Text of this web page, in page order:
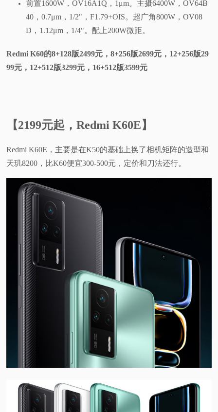
前置1600W，OV16A1Q，1μm。主摄6400W，OV64B
40，0.7μm，1/2"，F1.79+OIS。超广角800W，OV08
D，1.12μm，1/4"。配上200W微距。
Redmi K60的8+128版2499元，8+256版2699元，12+256版29
99元，12+512版3299元，16+512版3599元
【2199元起，Redmi K60E】
Redmi K60E，主要是在K50的基础上换了相机矩阵的造型和
天玑8200，比K60便宜300-500元，定价和刀法还行。